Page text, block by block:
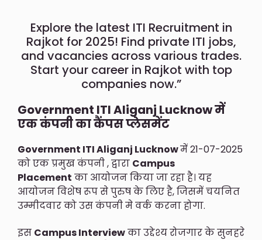
Explore the latest ITI Recruitment in
Rajkot for 2025! Find private ITI jobs,
and vacancies across various trades.
Start your career in Rajkot with top
companies now.”
Government ITI Aliganj Lucknow में
एक कंपनी का कैंपस प्लेसमेंट
Government ITI Aliganj Lucknowमें 21-07-2025
को एक प्रमुख कंपनी , द्वारा Campus
Placement का आयोजन किया जा रहा है। यह
आयोजन विशेष रूप से पुरुष के लिए है, जिसमें चयनित
उम्मीदवार को उस कंपनी मे वर्क करना होगा.
इस Campus Interviewका उद्देश्य रोजगार के सुनहरे